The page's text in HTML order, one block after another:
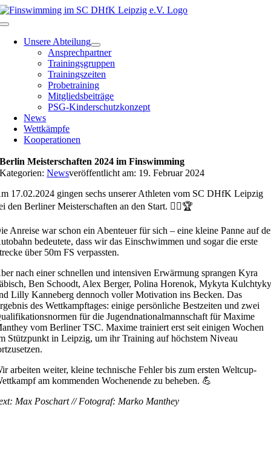
Zum
Inhalt
Toggle
NavigationUnsere Abteilung
Ansprechpartner
Trainingsgruppen
Trainingszeiten
Probetraining
Mitgliedsbeiträge
PSG-Kinderschutzkonzept
News
Wettkämpfe
Kooperationen
Berlin Meisterschaften 2024 im Finswimming
Kategorien:Newsveröffentlicht am: 19. Februar 2024
17.02.2024 gingen sechs unserer Athleten vom SC DHfK Leipzig
den Berliner Meisterschaften an den Start. 🏊‍♂️🏆
Anreise war schon ein Abenteuer für sich – eine kleine Panne auf
bedeutete, dass wir das Einschwimmen und sogar die erste
über 50m FS verpassten.
nach einer schnellen und intensiven Erwärmung sprangen Kyra
Ben Schoodt, Alex Berger, Polina Horenok, Mykyta
Lilly Kanneberg dennoch voller Motivation ins Becken. Das
des Wettkampftages: einige persönliche Bestzeiten und zwei
für die Jugendnationalmannschaft für Maxime
vom Berliner TSC. Maxime trainiert erst seit einigen Wochen
Stützpunkt in Leipzig, um ihr Training auf höchstem Niveau
arbeiten weiter, kleine technische Fehler bis zum ersten Weltcup-
am kommenden Wochenende zu beheben. 💪
Max Poschart // Fotograf: Marko Manthey